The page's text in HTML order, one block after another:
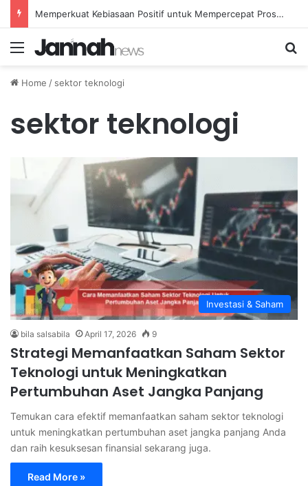
Memperkuat Kebiasaan Positif untuk Mempercepat Proses Pemulihan Mental Anda
Menu
Home / sektor teknologi
sektor teknologi
Investasi & Saham
bila salsabila April 17, 2026 9
Strategi Memanfaatkan Saham Sektor
Teknologi untuk Meningkatkan
Pertumbuhan Aset Jangka Panjang
Temukan cara efektif memanfaatkan saham sektor teknologi
untuk meningkatkan pertumbuhan aset jangka panjang Anda
dan raih kesuksesan finansial sekarang juga.
Read More »